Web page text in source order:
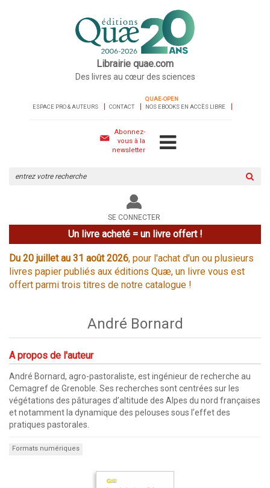
Librairie quae.com
Des livres au cœur des sciences
ESPACE PRO & AUTEURS CONTACT
QUAE-OPEN
NOS EBOOKS EN ACCÈS LIBRE
Abonnez-
vous à la
newsletter
le
site
SE CONNECTER
Un livre acheté = un livre offert !
Du 20 juillet au 31 août 2026, pour l'achat d'un ou plusieurs
livres papier publiés aux éditions Quæ, un livre vous est
offert parmi trois titres de notre catalogue !
André Bornard
A propos de l'auteur
André Bornard, agro-pastoraliste, est ingénieur de recherche au
Cemagref de Grenoble. Ses recherches sont centrées sur les
végétations des pâturages d’altitude des Alpes du nord françaises
et notamment la dynamique des pelouses sous l’effet des
pratiques pastorales.
Formats numériques